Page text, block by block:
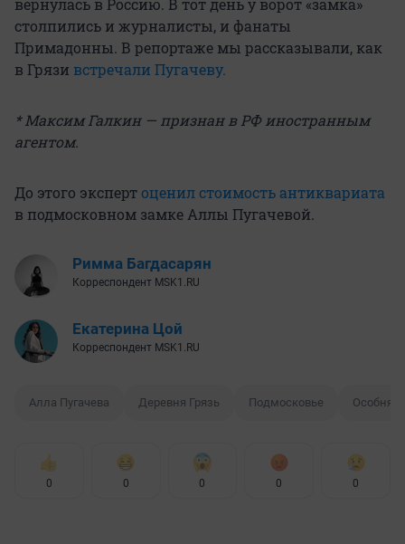
вернулась в Россию. В тот день у ворот «замка»
столпились и журналисты, и фанаты
Примадонны. В репортаже мы рассказывали, как
в Грязи встречали Пугачеву.
* Максим Галкин — признан в РФ иностранным
агентом.
До этого экспертоценил стоимость антиквариата
в подмосковном замке Аллы Пугачевой.
Римма Багдасарян
Корреспондент MSK1.RU
Екатерина Цой
Корреспондент MSK1.RU
Алла Пугачева Деревня Грязь Подмосковье Особняк
0 0 0 0 0